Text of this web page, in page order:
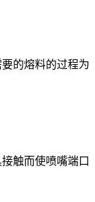
的熔料的过程为
触而使喷嘴端口